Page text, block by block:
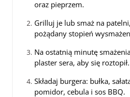
oraz pieprzem.
Grilluj je lub smaż na
pożądany stopień
Na ostatnią minutę
plaster sera, aby się roztopił.
Składaj burgera: bułka,
pomidor, cebula i sos BBQ.